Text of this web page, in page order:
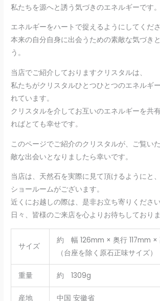
私たちを源へと誘う気づきのエネルギーです。
エネルギーをハートで捉えるようにしてくださ
本来の自分自身に出会うための素敵な気づき
う。
当店でご紹介しておりますクリスタルは、
私たちがクリスタルひとつひとつのエネルギ
れています。
クリスタルを介してお互いのエネルギーを共
ればとても幸せです。
このページでご紹介のクリスタルが、ご覧い
敵な出会いとなりましたら幸いです。
当店は、天然石を実際に見て頂けるようにと
ショールームがございます。
近くにお越しの際は、是非お立ち寄りください
日々、皆様のご来店を心よりお待ちしておりま
サイズ
約 幅 126mm × 奥行 117mm ×
（台座を除く原石正味サイズ）
重量 約 1309g
産地 中国 安徽省